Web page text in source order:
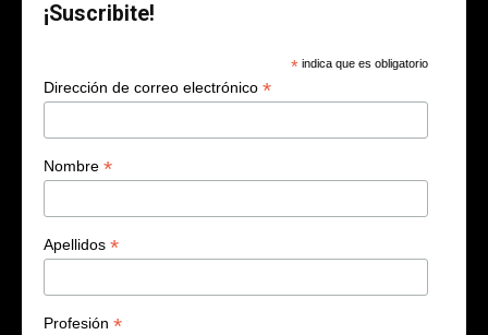
¡Suscribite!
* indica que es obligatorio
Dirección de correo electrónico *
Nombre *
Apellidos *
Profesión *